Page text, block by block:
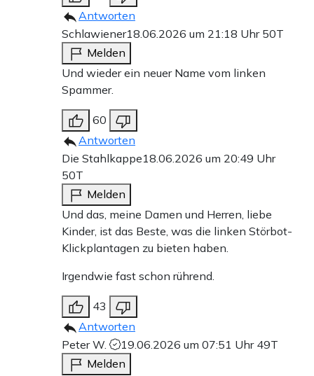
Antworten
Schlawiener18.06.2026 um 21:18 Uhr 50T
Melden
Und wieder ein neuer Name vom linken
Spammer.
60
Antworten
Die Stahlkappe18.06.2026 um 20:49 Uhr
50T
Melden
Und das, meine Damen und Herren, liebe
Kinder, ist das Beste, was die linken Störbot-
Klickplantagen zu bieten haben.
Irgendwie fast schon rührend.
43
Antworten
Peter W.
19.06.2026 um 07:51 Uhr 49T
Melden